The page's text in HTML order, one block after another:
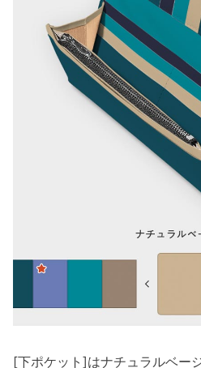
[下ポケット]はナチュラルベー